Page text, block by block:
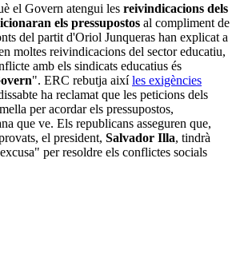
el Govern atengui les reivindicacions dels
els pressupostos al compliment de
del partit d'Oriol Junqueras han explicat a
moltes reivindicacions del sector educatiu,
amb els sindicats educatius és
". ERC rebutja aixíles exigències
ha reclamat que les peticions dels
per acordar els pressupostos,
que ve. Els republicans asseguren que,
el president, Salvador Illa, tindrà
per resoldre els conflictes socials